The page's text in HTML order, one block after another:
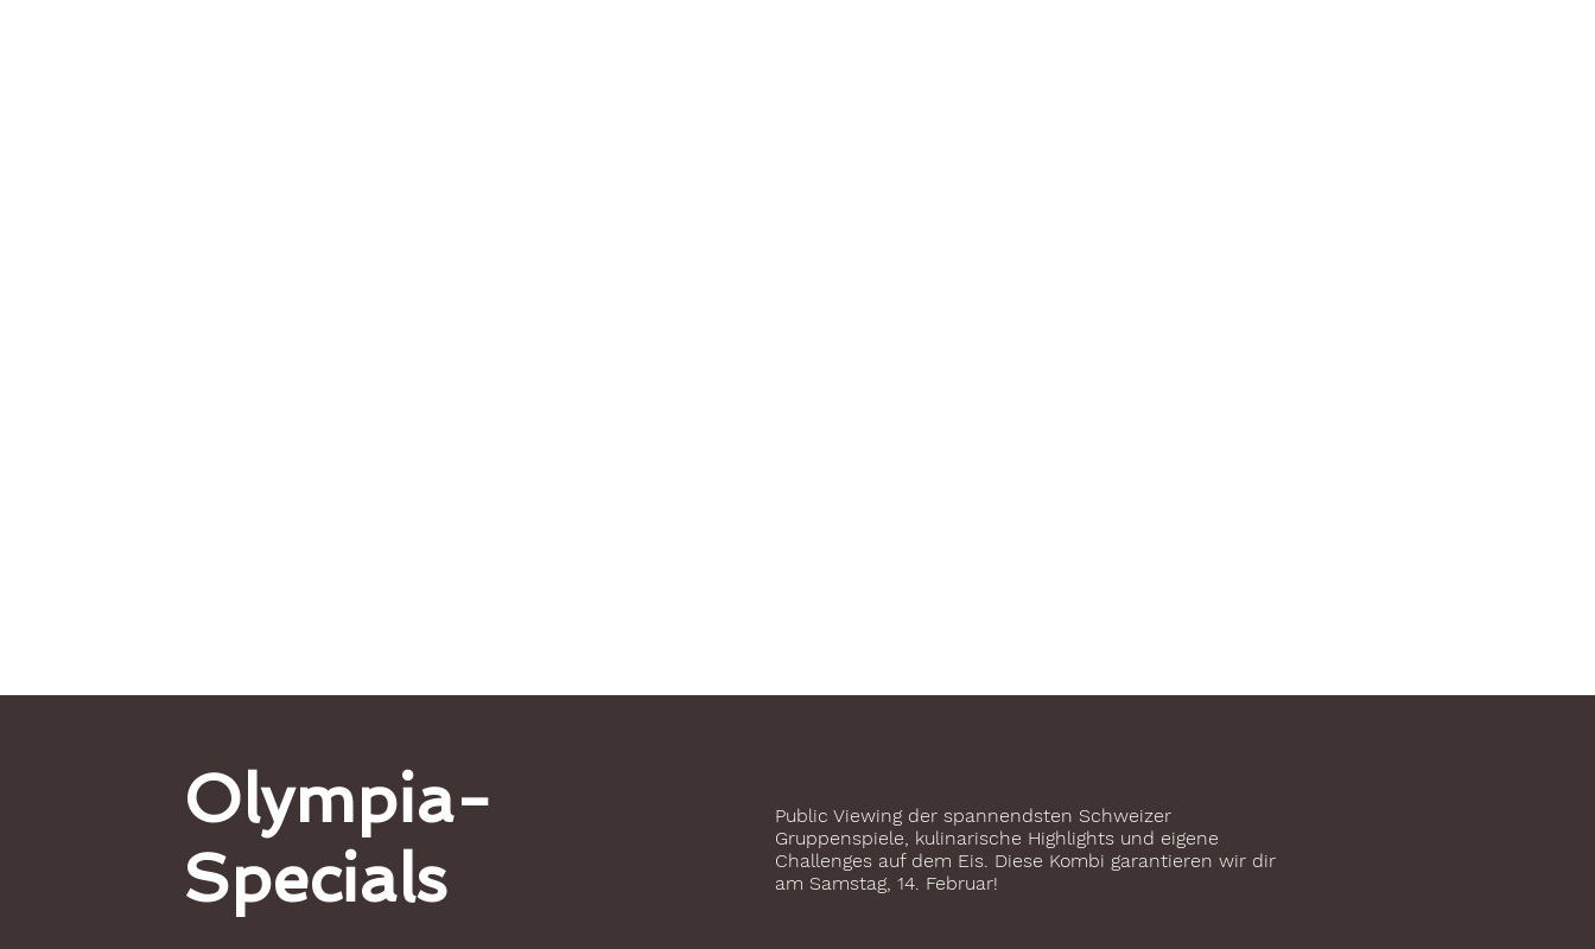
Olympia-
Specials
Public Viewing der spannendsten Schweizer
Gruppenspiele, kulinarische Highlights und eigene
Challenges auf dem Eis. Diese Kombi garantieren wir dir
am Samstag, 14. Februar!